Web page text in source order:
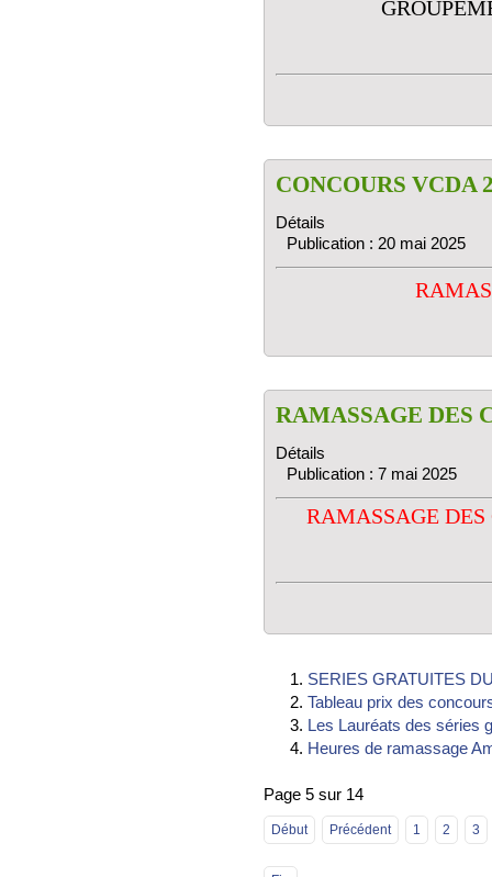
CONCOURS VCDA
Détails
Publication : 20 mai 2025
RAMASSAGE DES
Détails
Publication : 7 mai 2025
RAMASSAGE DES
SERIES GRATUITES
Tableau prix des
Les Lauréats des séries
Heures de ramassage
Page 5 sur 14
Début Précédent 1 2 3